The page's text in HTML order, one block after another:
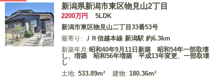
新潟県新潟市東区物見山2丁目
2200万円
5LDK
新潟市東区物見山二丁目33番53号
最寄り: ＪＲ信越本線 新潟駅 約6.3km
新築年月:昭和40年9月11日新築 昭和54年一部取壊
し、増築 昭和56年増築 平成13年変更、一部取壊
し
土地: 533.89m² 建物: 180.36m²